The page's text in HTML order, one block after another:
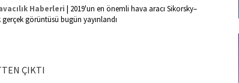
Haberleri | 2019'un en önemli hava aracı Sikorsky–
görüntüsü bugün yayınlandı
ÇIKTI